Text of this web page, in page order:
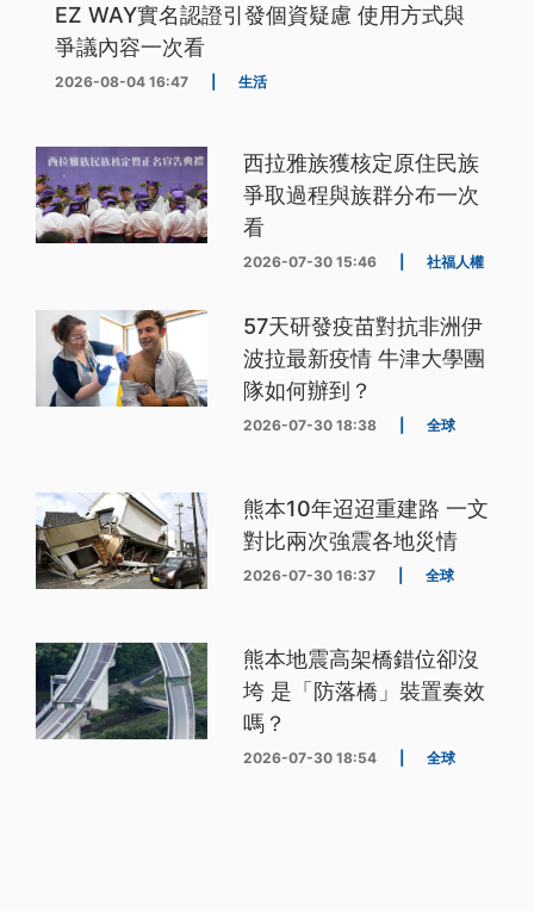
EZ WAY實名認證引發個資疑慮 使用方式與
爭議內容一次看
2026-08-04 16:47 生活
西拉雅族獲核定原住民族
爭取過程與族群分布一次
看
2026-07-30 15:46 社福人權
57天研發疫苗對抗非洲伊
波拉最新疫情 牛津大學團
隊如何辦到？
2026-07-30 18:38 全球
熊本10年迢迢重建路 一文
對比兩次強震各地災情
2026-07-30 16:37 全球
熊本地震高架橋錯位卻沒
垮 是「防落橋」裝置奏效
嗎？
2026-07-30 18:54 全球